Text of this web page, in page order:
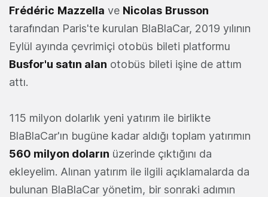
Frédéric Mazzella ve Nicolas Brusson
tarafından Paris'te kurulan BlaBlaCar, 2019 yılının
Eylül ayında çevrimiçi otobüs bileti platformu
Busfor'u satın alan otobüs bileti işine de attım
attı.
115 milyon dolarlık yeni yatırım ile birlikte
BlaBlaCar'ın bugüne kadar aldığı toplam yatırımın
560 milyon doların üzerinde çıktığını da
ekleyelim. Alınan yatırım ile ilgili açıklamalarda da
bulunan BlaBlaCar yönetim, bir sonraki adımın